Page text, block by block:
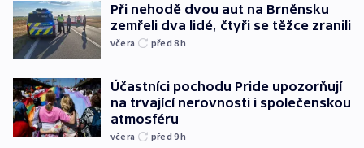
Při nehodě dvou aut na Brněnsku
zemřeli dva lidé, čtyři se těžce zranili
včera před 8h
Účastníci pochodu Pride upozorňují
na trvající nerovnosti i společenskou
atmosféru
včera před 9h